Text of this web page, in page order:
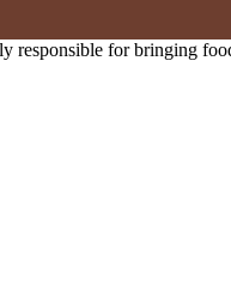
responsible for bringing